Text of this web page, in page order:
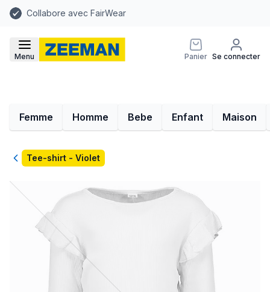
Collabore avec FairWear
Menu Panier Se connecter
Femme Homme Bebe Enfant Maison
RetourTee-shirt - Violet